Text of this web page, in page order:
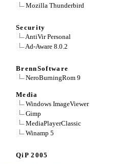
Mozilla Thunderbird
Security
AntiVir Personal
Ad-Aware 8.0.2
BrennSoftware
NeroBurningRom 9
Media
Windows ImageViewer
Gimp
MediaPlayerClassic
Winamp 5
QiP 2005